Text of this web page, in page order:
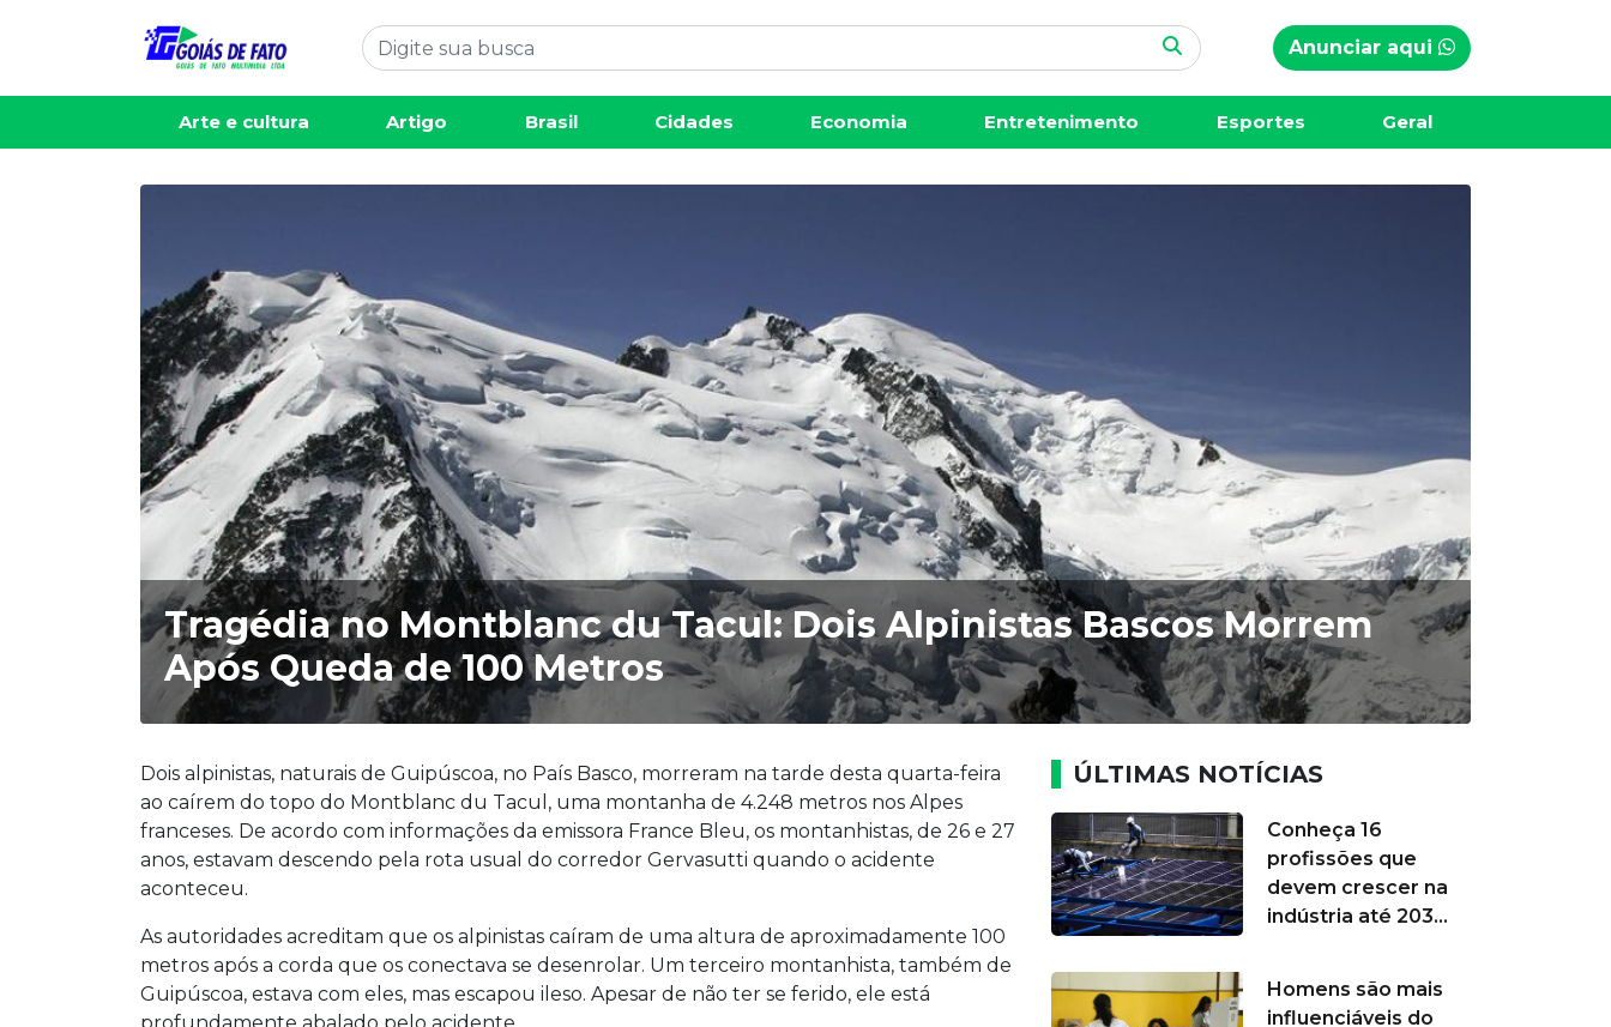
Anunciar aqui
Arte e cultura Artigo Brasil Cidades Economia Entretenimento Esportes Geral
Tragédia no Montblanc du Tacul: Dois Alpinistas Bascos Morrem
Após Queda de 100 Metros
Dois alpinistas, naturais de Guipúscoa, no País Basco, morreram na tarde desta quarta-feira
ao caírem do topo do Montblanc du Tacul, uma montanha de 4.248 metros nos Alpes
franceses. De acordo com informações da emissora France Bleu, os montanhistas, de 26 e 27
anos, estavam descendo pela rota usual do corredor Gervasutti quando o acidente
aconteceu.
As autoridades acreditam que os alpinistas caíram de uma altura de aproximadamente 100
metros após a corda que os conectava se desenrolar. Um terceiro montanhista, também de
Guipúscoa, estava com eles, mas escapou ileso. Apesar de não ter se ferido, ele está
ÚLTIMAS NOTÍCIAS
Conheça 16
profissões que
devem crescer na
indústria até 203...
Homens são mais
influenciáveis do